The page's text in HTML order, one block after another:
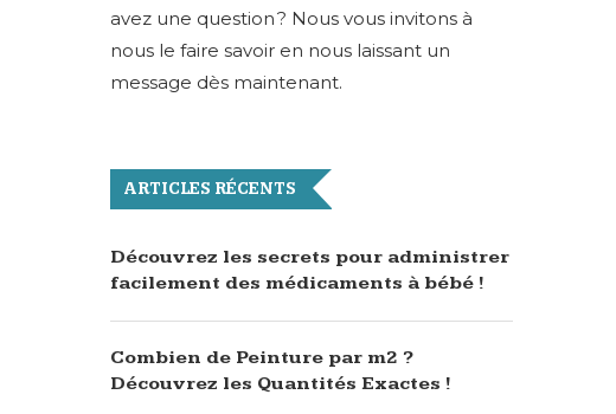
avez une question ? Nous vous invitons à
nous le faire savoir en nous laissant un
message dès maintenant.
ARTICLES RÉCENTS
Découvrez les secrets pour administrer
facilement des médicaments à bébé !
Combien de Peinture par m2 ?
Découvrez les Quantités Exactes !